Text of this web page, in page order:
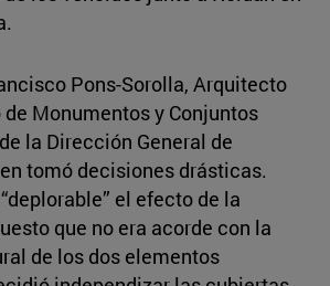
Pons-Sorolla, Arquitecto
Monumentos y Conjuntos
la Dirección General de
tomó decisiones drásticas.
el efecto de la
que no era acorde con la
de los dos elementos